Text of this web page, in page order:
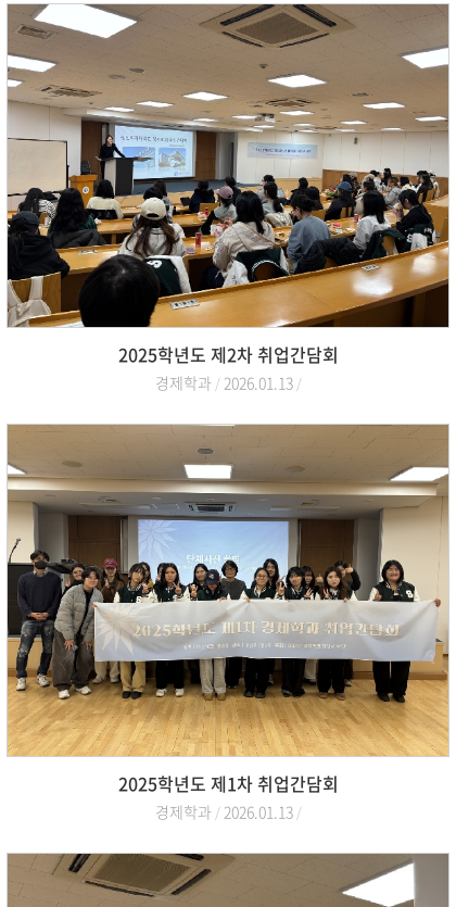
2025학년도 제2차 취업간담회
경제학과 2026.01.13
2025학년도 제1차 취업간담회
경제학과 2026.01.13